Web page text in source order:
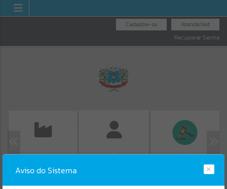
Atende.Net
Cadastre-se
Recuperar Senha
ISS/ALVARÁ
Aviso do Sistema
Erro